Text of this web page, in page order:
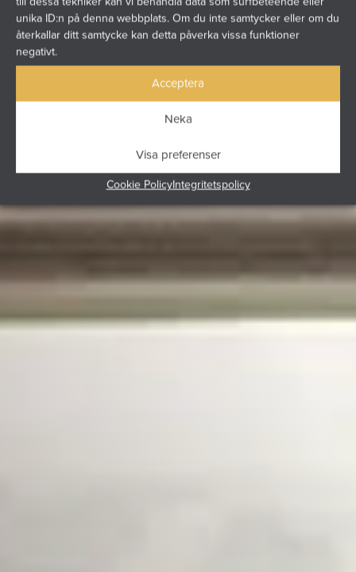
unika ID:n på denna webbplats. Om du inte samtycker eller om du
återkallar ditt samtycke kan detta påverka vissa funktioner
negativt.
Acceptera
Neka
Visa preferenser
Cookie PolicyIntegritetspolicy